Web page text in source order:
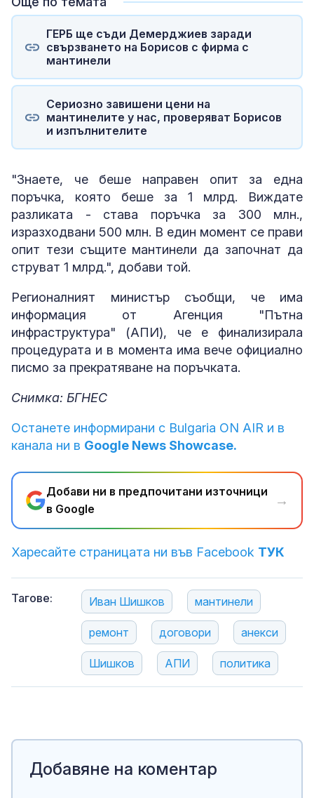
ГЕРБ ще съди Демерджиев заради
свързването на Борисов с фирма с
мантинели
Сериозно завишени цени на
мантинелите у нас, проверяват Борисов
и изпълнителите
"Знаете, че беше направен опит за една
поръчка, която беше за 1 млрд. Виждате
разликата - става поръчка за 300 млн.,
изразходвани 500 млн. В един момент се прави
опит тези същите мантинели да започнат да
струват 1 млрд.", добави той.
Регионалният министър съобщи, че има
информация от Агенция "Пътна
инфраструктура" (АПИ), че е финализирала
процедурата и в момента има вече официално
писмо за прекратяване на поръчката.
Снимка: БГНЕС
Останете информирани с Bulgaria ON AIR и в
канала ни в Google News Showcase.
Добави ни в предпочитани източници
в Google
→
Харесайте страницата ни във Facebook ТУК
Тагове: Иван Шишков мантинели
ремонт договори анекси
Шишков АПИ политика
Добавяне на коментар